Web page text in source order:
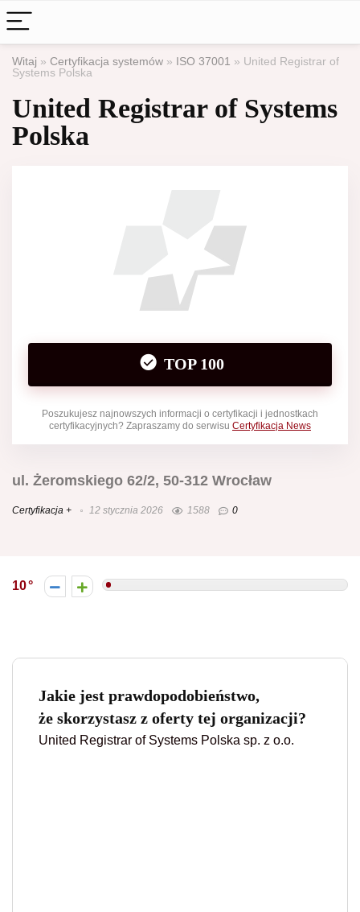
Witaj » Certyfikacja systemów » ISO 37001 » United Registrar of
Systems Polska
United Registrar of Systems
Polska
TOP 100
Poszukujesz najnowszych informacji o certyfikacji i jednostkach
certyfikacyjnych? Zapraszamy do serwisu Certyfikacja News
ul. Żeromskiego 62/2, 50-312 Wrocław
Certyfikacja + 12 stycznia 2026 1588 0
10
Jakie jest prawdopodobieństwo,
że skorzystasz z oferty tej organizacji?
United Registrar of Systems Polska sp. z o.o.